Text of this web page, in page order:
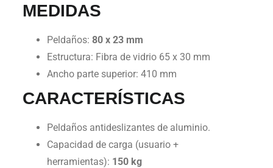
MEDIDAS
Peldaños: 80 x 23 mm
Estructura: Fibra de vidrio 65 x 30 mm
Ancho parte superior: 410 mm
CARACTERÍSTICAS
Peldaños antideslizantes de aluminio.
Capacidad de carga (usuario +
herramientas): 150 kg